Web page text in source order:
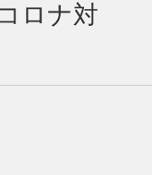
ロナ対